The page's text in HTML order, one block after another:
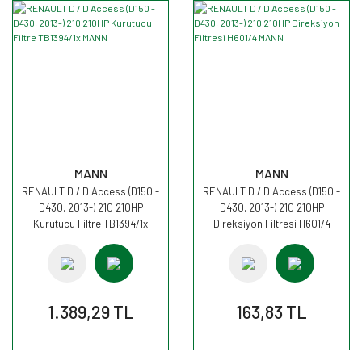
MANN
RENAULT D / D Access (D150 -
D430, 2013-) 210 210HP
Kurutucu Filtre TB1394/1x
1.389,29 TL
MANN
RENAULT D / D Access (D150 -
D430, 2013-) 210 210HP
Direksiyon Filtresi H601/4
163,83 TL